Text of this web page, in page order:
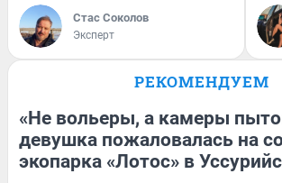
Стас Соколов
Эксперт
РЕКОМЕНДУЕМ
«Не вольеры, а камеры
девушка пожаловалась на
экопарка «Лотос» в